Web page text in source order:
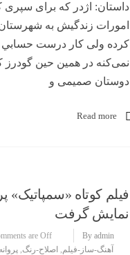
داستان: اژدر که برای سپری
امورات زندگیش به
کرده ولی کار درست حسابي
نمی‌کنه در همین حین گودرز
دوستان صمیمی و
Read more
فیلم کوتاه «سمپاتیک»
نمایش گرفت
By admin
are Off
آهنگ-ساز-فیلم, اصلاح-رنگ,